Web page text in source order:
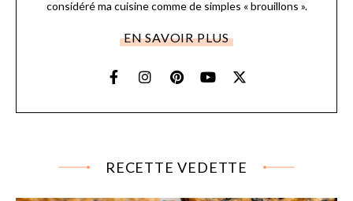
considéré ma cuisine comme de simples « brouillons ».
EN SAVOIR PLUS
RECETTE VEDETTE